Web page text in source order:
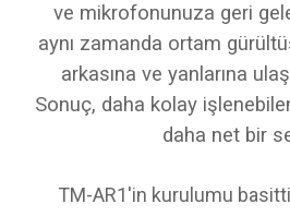
ve mikrofonunuza geri
aynı zamanda ortam
arkasına ve yanlarına
Sonuç, daha kolay
daha net bir
TM-AR1'in kurulumu